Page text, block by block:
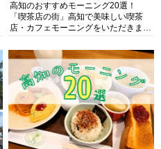
高知のおすすめモーニング20選！
「喫茶店の街」高知で美味しい喫茶
店・カフェモーニングをいただきま